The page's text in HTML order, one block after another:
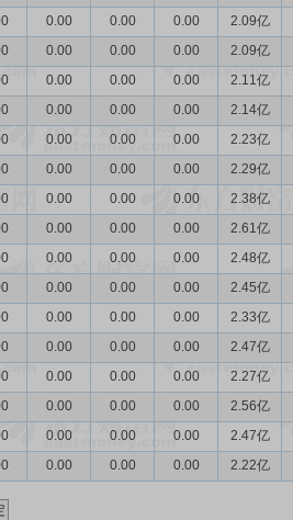
0.00 0.00 0.00 2.09亿
0.00 0.00 0.00 2.09亿
0.00 0.00 0.00 2.11亿
0.00 0.00 0.00 2.14亿
0.00 0.00 0.00 2.23亿
0.00 0.00 0.00 2.29亿
0.00 0.00 0.00 2.38亿
0.00 0.00 0.00 2.61亿
0.00 0.00 0.00 2.48亿
0.00 0.00 0.00 2.45亿
0.00 0.00 0.00 2.33亿
0.00 0.00 0.00 2.47亿
0.00 0.00 0.00 2.27亿
0.00 0.00 0.00 2.56亿
0.00 0.00 0.00 2.47亿
0.00 0.00 0.00 2.22亿